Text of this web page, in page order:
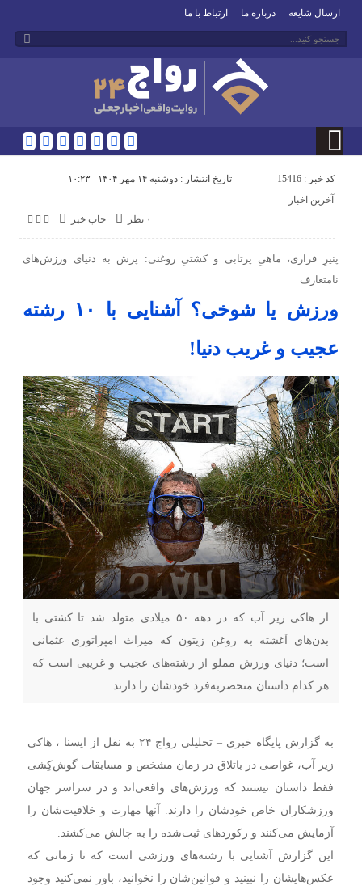
ارسال شایعه درباره ما ارتباط با ما
کد خبر : 15416 تاریخ انتشار : دوشنبه ۱۴ مهر ۱۴۰۴ - ۱۰:۲۳
چاپ خبر ۰ نظر
آخرین اخبار
پنیرِ فراری، ماهیِ پرتابی و کشتیِ روغنی: پرش به دنیای ورزش‌های
نامتعارف
ورزش یا شوخی؟ آشنایی با ۱۰ رشته
عجیب و غریب دنیا!
از هاکی زیر آب که در دهه ۵۰ میلادی متولد شد تا کشتی با
بدن‌های آغشته به روغن زیتون که میراث امپراتوری عثمانی
است؛ دنیای ورزش مملو از رشته‌های عجیب و غریبی است که
هر کدام داستان منحصربه‌فرد خودشان را دارند.
به گزارش پایگاه خبری – تحلیلی رواج ۲۴ به نقل از ایسنا ، هاکی
زیر آب، غواصی در باتلاق در زمان مشخص و مسابقات گوش‌کِشی
فقط داستان نیستند که ورزش‌های واقعی‌اند و در سراسر جهان
ورزشکاران خاص خودشان را دارند. آنها مهارت و خلاقیت‌شان را
آزمایش می‌کنند و رکوردهای ثبت‌شده را به چالش می‌کشند.
این گزارش آشنایی با رشته‌های ورزشی است که تا زمانی که
عکس‌هایشان را نبینید و قوانین‌شان را نخوانید، باور نمی‌کنید وجود